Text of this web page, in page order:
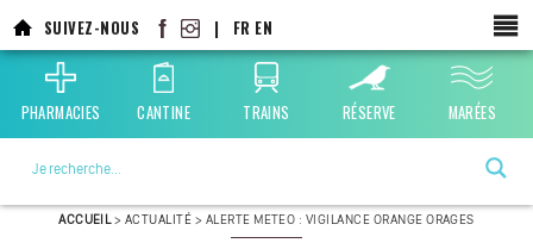
SUIVEZ-NOUS | FR EN
PHARMACIES CANTINE TRAINS RÉSERVE MARÉES
ACCUEIL> ACTUALITÉ > ALERTE METEO : VIGILANCE ORANGE ORAGES